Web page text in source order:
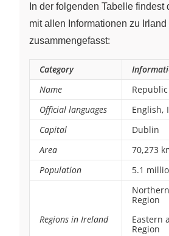
In der folgenden Tabelle
mit allen Informationen zu
zusammengefasst:
Category
Name
Official languages
English,
Capital
Dublin
Area
70,273
Population
5.1
Regions in Ireland
Region
Eastern
Region